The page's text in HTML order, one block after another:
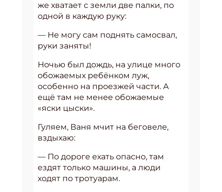
же хватает с земли две палки, по
одной в каждую руку:
— Не могу сам поднять самосвал,
руки заняты!
Ночью был дождь, на улице много
обожаемых ребёнком луж,
особенно на проезжей части. А
ещё там не менее обожаемые
«яски цыски».
Гуляем, Ваня мчит на беговеле,
вздыхаю:
— По дороге ехать опасно, там
ездят только машины, а люди
ходят по тротуарам.